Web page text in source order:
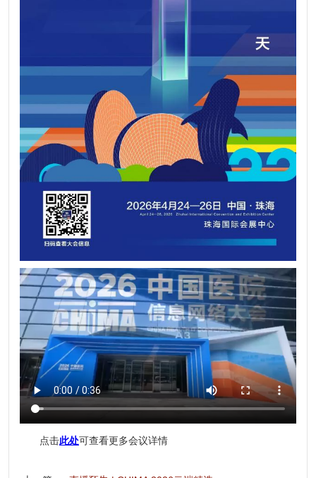
点击此处可查看更多会议详情